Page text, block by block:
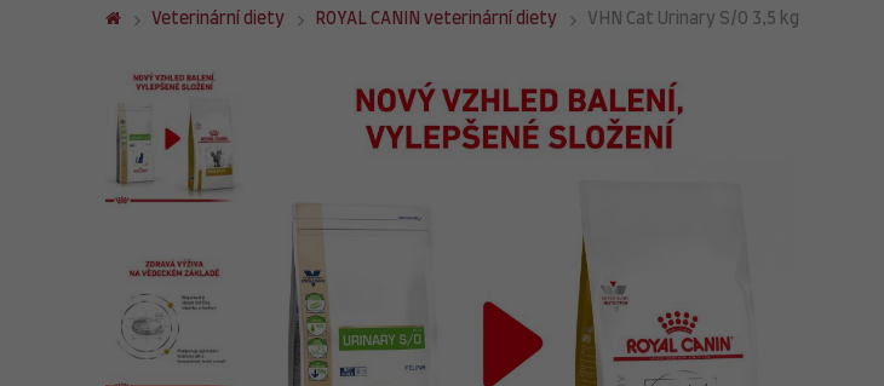
Veterinární diety ROYAL CANIN veterinární diety VHN Cat Urinary S/O 3,5 kg